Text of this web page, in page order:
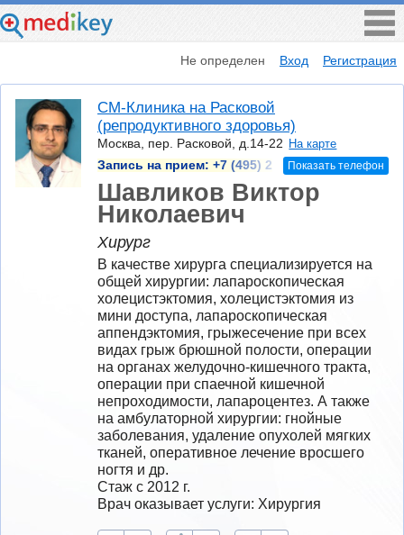
Не определен Вход Регистрация
СМ-Клиника на Расковой
(репродуктивного здоровья)
Москва, пер. Расковой, д.14-22 На карте
Запись на прием: +7 (495) 2 Показать телефон
Шавликов Виктор
Николаевич
Хирург
В качестве хирурга специализируется на
общей хирургии: лапароскопическая
холецистэктомия, холецистэктомия из
мини доступа, лапароскопическая
аппендэктомия, грыжесечение при всех
видах грыж брюшной полости, операции
на органах желудочно-кишечного тракта,
операции при спаечной кишечной
непроходимости, лапароцентез. А также
на амбулаторной хирургии: гнойные
заболевания, удаление опухолей мягких
тканей, оперативное лечение вросшего
ногтя и др.
Стаж с 2012 г.
Врач оказывает услуги: Хирургия